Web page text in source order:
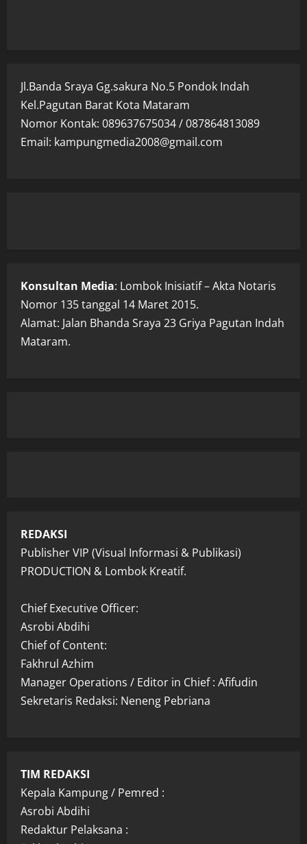
Jl.Banda Sraya Gg.sakura No.5 Pondok Indah
Kel.Pagutan Barat Kota Mataram
Nomor Kontak: 089637675034 / 087864813089
Email: kampungmedia2008@gmail.com
Konsultan Media: Lombok Inisiatif – Akta Notaris
Nomor 135 tanggal 14 Maret 2015.
Alamat: Jalan Bhanda Sraya 23 Griya Pagutan Indah
Mataram.
REDAKSI
Publisher VIP (Visual Informasi & Publikasi)
PRODUCTION & Lombok Kreatif.
Chief Executive Officer:
Asrobi Abdihi
Chief of Content:
Fakhrul Azhim
Manager Operations / Editor in Chief : Afifudin
Sekretaris Redaksi: Neneng Pebriana
TIM REDAKSI
Kepala Kampung / Pemred :
Asrobi Abdihi
Redaktur Pelaksana :